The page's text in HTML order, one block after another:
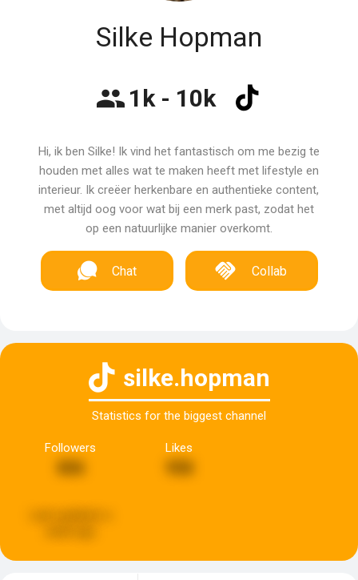
Silke Hopman
1k - 10k
Hi, ik ben Silke! Ik vind het fantastisch om me bezig te
houden met alles wat te maken heeft met lifestyle en
interieur. Ik creëer herkenbare en authentieke content,
met altijd oog voor wat bij een merk past, zodat het
op een natuurlijke manier overkomt.
Chat Collab
silke.hopman
Statistics for the biggest channel
Followers
806
Likes
958